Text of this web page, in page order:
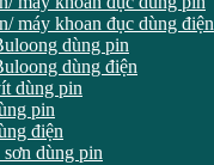
máy khoan đục dùng điện
dùng pin
dùng điện
dùng pin
pin
điện
dùng pin